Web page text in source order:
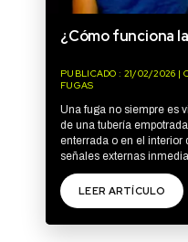
¿Cómo funciona
PUBLICADO : 21/02/2026 |
FUGAS
Una fuga no siempre es
de una tubería
enterrada o en el interior
señales externas
LEER ARTÍCULO